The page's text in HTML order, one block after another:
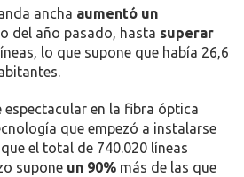
ancha aumentó un
del año pasado, hasta superar
lo que supone que había 26,6
espectacular en la fibra óptica
que empezó a instalarse
el total de 740.020 líneas
supone un 90% más de las que